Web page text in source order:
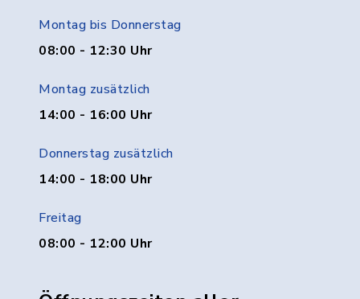
Montag bis Donnerstag
08:00 - 12:30 Uhr
Montag zusätzlich
14:00 - 16:00 Uhr
Donnerstag zusätzlich
14:00 - 18:00 Uhr
Freitag
08:00 - 12:00 Uhr